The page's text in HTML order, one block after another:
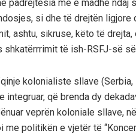
padrejtësia më e madhe ndaj
si dhe të drejtën
ashtu, sikruse, këto të drejta,
shkatërrrimit të ish-RSFJ-së
kolonialiste sllave (Serbia,
integruar, që brenda dy
veprën koloniale sllave,
politikën e vjetër të